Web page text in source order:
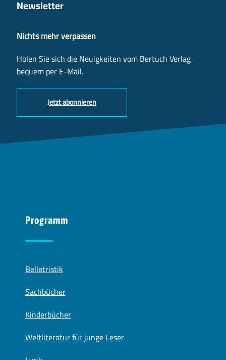
Newsletter
Nichts mehr verpassen
Holen Sie sich die Neuigkeiten vom Bertuch Verlag
bequem per E-Mail.
Jetzt abonnieren
Programm
Belletristik
Sachbücher
Kinderbücher
Weltliteratur für junge Leser